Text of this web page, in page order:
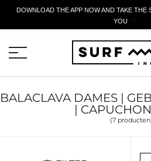
DOWNLOAD THE APP NOW AND TAKE THE
YOU🤍
BALACLAVA DAMES |
|
(7
ACTIEF